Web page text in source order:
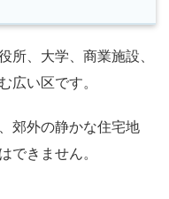
所、大学、商業施設、
広い区です。
郊外の静かな住宅地
できません。